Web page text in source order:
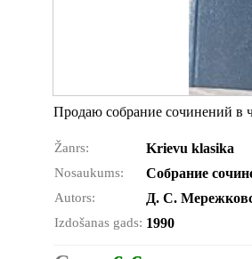
Продаю собрание сочинений в
Žanrs: Krievu klasika
Nosaukums: Собрание
Autors: Д. С.
Izdošanas gads: 1990